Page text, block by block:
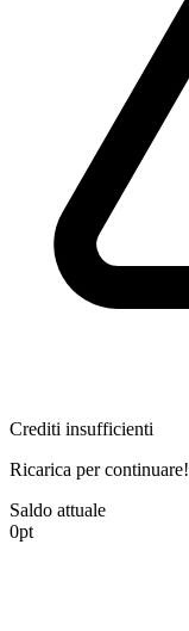
Crediti insufficienti
Ricarica per continuare!
Saldo attuale
0pt